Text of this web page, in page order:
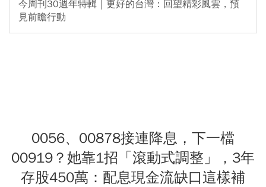
今周刊30週年特輯｜更好的台灣：回望精彩風雲，預
見前瞻行動
0056、00878接連降息，下一檔
00919？她靠1招「滾動式調整」，3年
存股450萬：配息現金流缺口這樣補